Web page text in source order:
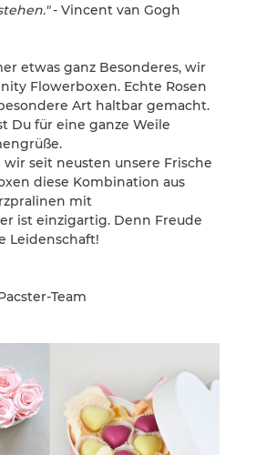
- Vincent van Gogh
etwas ganz Besonderes, wir
Flowerboxen. Echte Rosen
Art haltbar gemacht.
Du für eine ganze Weile
seit neusten unsere Frische
diese Kombination aus
mit
ist einzigartig. Denn Freude
Leidenschaft!
Team